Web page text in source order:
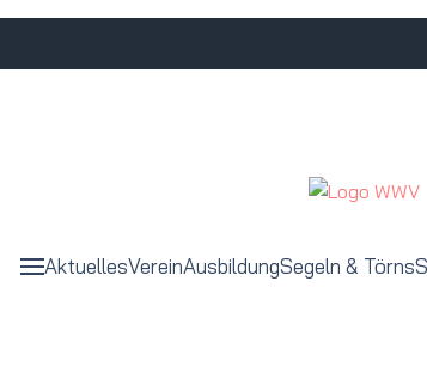
AktuellesVereinAusbildungSegeln & Törns